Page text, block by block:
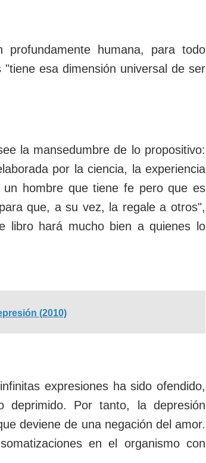
humana, para todo
esa dimensión universal de ser
la mansedumbre de lo propositivo:
por la ciencia, la experiencia
hombre que tiene fe pero que es
que, a su vez, la regale a otros",
libro hará mucho bien a quienes lo
(2010)
expresiones ha sido ofendido,
deprimido. Por tanto, la depresión
deviene de una negación del amor.
en el organismo con